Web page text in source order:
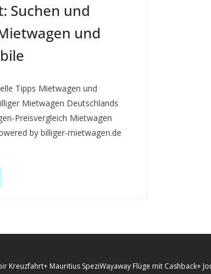
Suchen und
und
Tipps Mietwagen und
Mietwagen Deutschlands
Preisvergleich Mietwagen
by billiger-mietwagen.de
Kreuzfahrt+ Mauritius SpeziWayaway Flüge mit Cashback+